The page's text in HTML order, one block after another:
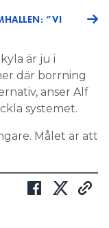
”VI
är ju i
där borrning
anser Alf
systemet.
Målet är att